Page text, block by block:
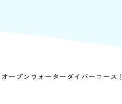
オープンウォーターダイバーコー